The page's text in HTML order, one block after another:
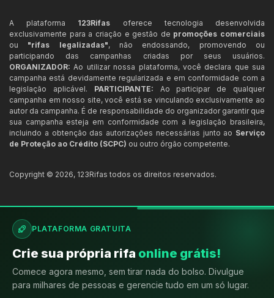
A plataforma 123Rifas oferece tecnologia desenvolvida
exclusivamente para a criação e gestão de promoções comerciais
ou "rifas legalizadas", não endossando, promovendo ou
participando das campanhas criadas por seus usuários.
ORGANIZADOR: Ao utilizar nossa plataforma, você declara que sua
campanha está devidamente regularizada e em conformidade com a
legislação aplicável. PARTICIPANTE: Ao participar de qualquer
campanha em nosso site, você está se vinculando exclusivamente ao
autor da campanha. É de responsabilidade do organizador garantir que
sua campanha esteja em conformidade com a legislação brasileira,
incluindo a obtenção das autorizações necessárias junto ao Serviço
de Proteção ao Crédito (SCPC) ou outro órgão competente.
Copyright © 2026, 123Rifas todos os direitos reservados.
PLATAFORMA GRATUITA
Crie sua própria rifa online grátis!
Comece agora mesmo, sem tirar nada do bolso. Divulgue
para milhares de pessoas e gerencie tudo em um só lugar.